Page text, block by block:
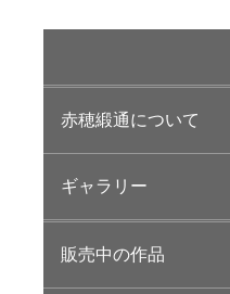
赤穂緞通について
ギャラリー
販売中の作品